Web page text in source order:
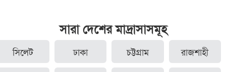
সারা দেশের মাদ্রাসাসমূহ
সিলেট ঢাকা চট্টগ্রাম রাজশাহী